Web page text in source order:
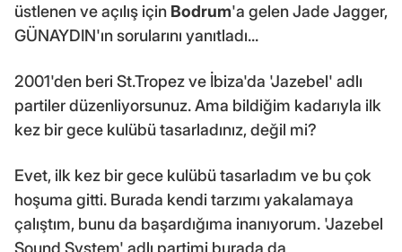
üstlenen ve açılış için Bodrum'a gelen Jade Jagger,
GÜNAYDIN'ın sorularını yanıtladı...
2001'den beri St.Tropez ve İbiza'da 'Jazebel' adlı
partiler düzenliyorsunuz. Ama bildiğim kadarıyla ilk
kez bir gece kulübü tasarladınız, değil mi?
Evet, ilk kez bir gece kulübü tasarladım ve bu çok
hoşuma gitti. Burada kendi tarzımı yakalamaya
çalıştım, bunu da başardığıma inanıyorum. 'Jazebel
Sound System' adlı partimi burada da